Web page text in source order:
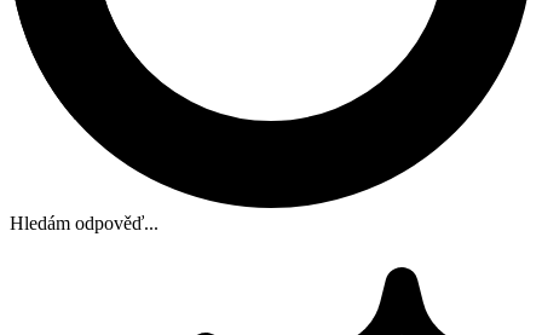
Hledám odpověď...